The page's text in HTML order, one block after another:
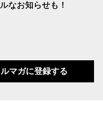
なお知らせも！
ルマガに登録する